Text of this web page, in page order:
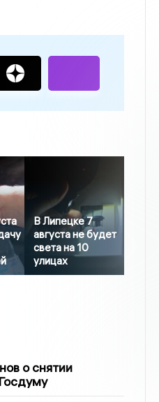
В Липецке 7
августа не будет
света на 10
улицах
о снятии